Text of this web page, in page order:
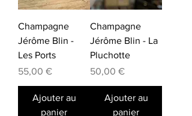
Champagne
Jérôme Blin -
Les Ports
Prix
55,00 €
Ajouter au
panier
Champagne
Jérôme Blin - La
Pluchotte
Prix
50,00 €
Ajouter au
panier